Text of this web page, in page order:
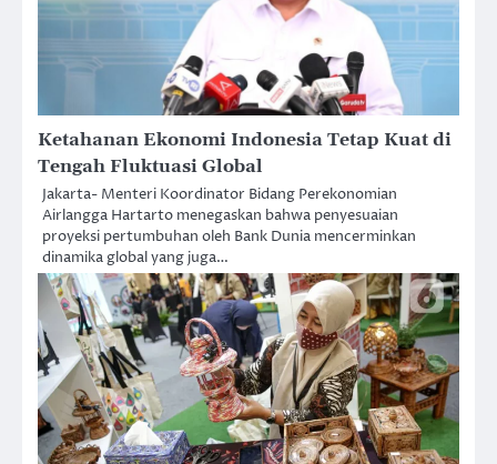
Ketahanan Ekonomi Indonesia Tetap Kuat di
Tengah Fluktuasi Global
Jakarta- Menteri Koordinator Bidang Perekonomian
Airlangga Hartarto menegaskan bahwa penyesuaian
proyeksi pertumbuhan oleh Bank Dunia mencerminkan
dinamika global yang juga…